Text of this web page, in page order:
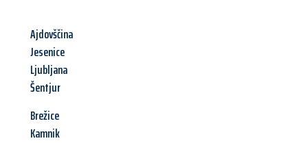
Ajdovščina
Jesenice
Ljubljana
Šentjur
Brežice
Kamnik